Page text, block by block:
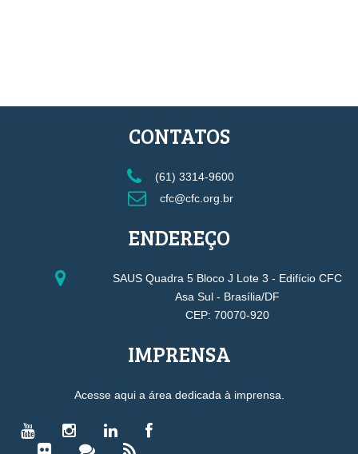
CONTATOS
(61) 3314-9600
cfc@cfc.org.br
ENDEREÇO
SAUS Quadra 5 Bloco J Lote 3 - Edifício CFC
Asa Sul - Brasília/DF
CEP: 70070-920
IMPRENSA
Acesse aqui a área dedicada à imprensa.